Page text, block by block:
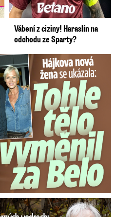
Vábení z ciziny! Haraslín na
odchodu ze Sparty?
partnerka se ukázala...
vedrech: Udusil se jí pejsek!